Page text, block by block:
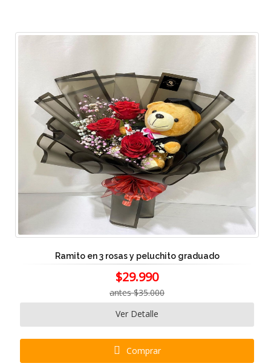
Ramito en 3 rosas y peluchito graduado
$29.990
antes $35.000
Ver Detalle
Comprar